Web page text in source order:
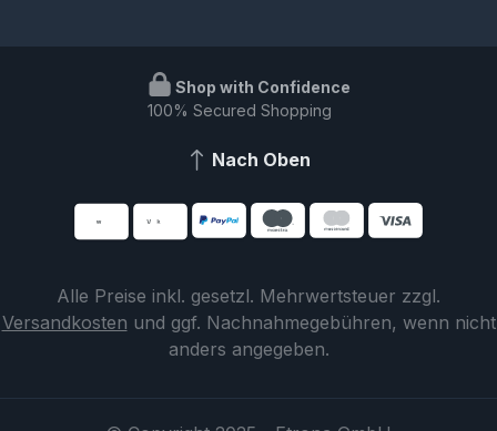
Shop with Confidence
100% Secured Shopping
Nach Oben
Alle Preise inkl. gesetzl. Mehrwertsteuer zzgl.
Versandkosten und ggf. Nachnahmegebühren, wenn nicht
anders angegeben.